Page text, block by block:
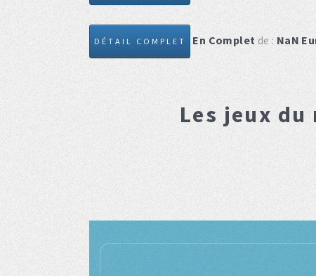
DÉTAIL COMPLET En Complet de : NaN
Les jeux